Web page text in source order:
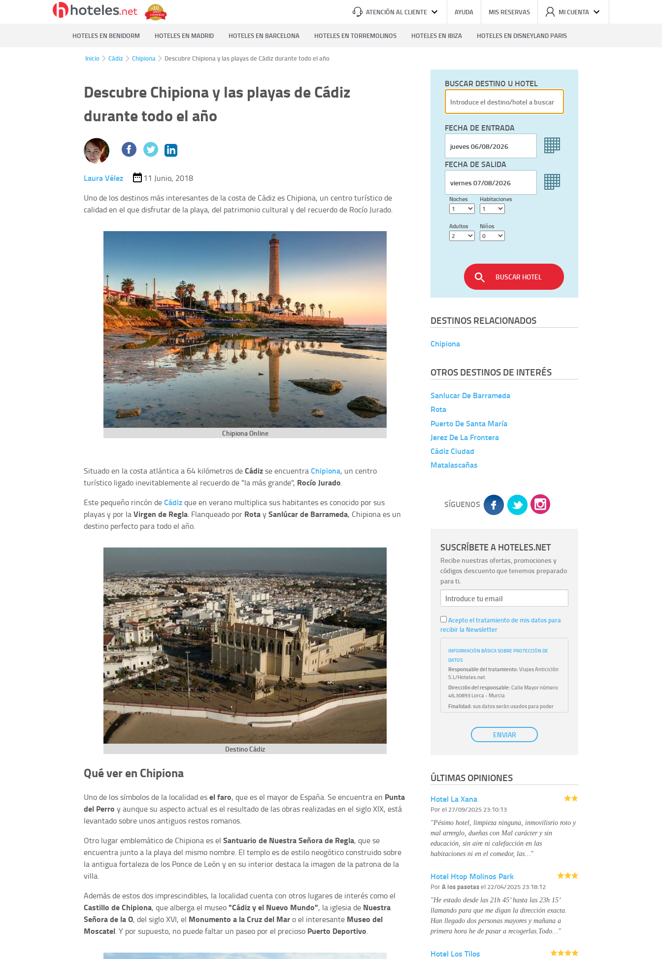
ATENCIÓN AL CLIENTE AYUDA MIS RESERVAS MI CUENTA
HOTELES EN BENIDORM HOTELES EN MADRID HOTELES EN BARCELONA HOTELES EN TORREMOLINOS HOTELES EN IBIZA HOTELES EN DISNEYLAND PARIS
Inicio Cádiz Chipiona Descubre Chipiona y las playas de Cádiz durante todo el año
Descubre Chipiona y las playas de Cádiz
durante todo el año
Laura Vélez
11 Junio, 2018
Uno de los destinos más interesantes de la costa de Cádiz es Chipiona, un centro turístico de
calidad en el que disfrutar de la playa, del patrimonio cultural y del recuerdo de Rocío Jurado.
Chipiona Online
Situado en la costa atlántica a 64 kilómetros deCádizse encuentraChipiona, un centro
turístico ligado inevitablemente al recuerdo de "la más grande", Rocío Jurado.
Este pequeño rincón deCádizque en verano multiplica sus habitantes es conocido por sus
playas y por laVirgen de Regla. Flanqueado por RotaySanlúcar de Barrameda, Chipiona es un
destino perfecto para todo el año.
Destino Cádiz
Qué ver en Chipiona
Uno de los símbolos de la localidad esel faro, que es el mayor de España. Se encuentra en Punta
del Perro y aunque su aspecto actual es el resultado de las obras realizadas en el siglo XIX, está
levantado sobre unos antiguos restos romanos.
Otro lugar emblemático de Chipiona es el Santuario de Nuestra Señora de Regla, que se
encuentra junto a la playa del mismo nombre. El templo es de estilo neogótico construido sobre
la antigua fortaleza de los Ponce de León y en su interior destaca la imagen de la patrona de la
villa.
Además de estos dos imprescindibles, la localidad cuenta con otros lugares de interés como el
Castillo de Chipiona, que alberga el museo "Cádiz y el Nuevo Mundo", la iglesia de Nuestra
Señora de la O, del siglo XVI, el Monumento a la Cruz del Maro el interesante Museo del
Moscatel. Y por supuesto, no puede faltar un paseo por el precioso Puerto Deportivo.
BUSCAR DESTINO U HOTEL
FECHA DE ENTRADA
FECHA DE SALIDA
Noches Habitaciones
Adultos Niños
BUSCAR HOTEL
DESTINOS RELACIONADOS
Chipiona
OTROS DESTINOS DE INTERÉS
Sanlucar De Barrameda
Rota
Puerto De Santa María
Jerez De La Frontera
Cádiz Ciudad
Matalascañas
SÍGUENOS
SUSCRÍBETE A HOTELES.NET
Recibe nuestras ofertas, promociones y
códigos descuento que tenemos preparado
para ti.
Acepto el tratamiento de mis datos para
recibir la Newsletter
INFORMACIÓN BÁSICA SOBRE PROTECCIÓN DE
DATOS
Responsable del tratamiento:Viajes Anticiclón
S.L/Hoteles.net
Dirección del responsable:Calle Mayor número
46,30893 Lorca - Murcia
Finalidad:sus datos serán usados para poder
atender sus solicitudes y prestarle nuestros
Publicidad: solo le enviaremos publicidad con su
autorización previa, que podrá facilitarnos
con su consentimiento previo, que podrá
facilitarnos mediante la casilla correspondiente
Destinatarios:
personal de nuestra entidad que esté
conocimiento de la información que le pedimos.
No se comunicarán datos a terceros.
Derechos: tiene derecho a saber qué
información tenemos sobre usted, corregirla y
eliminarla, tal y como se explica en la
página web.
Información complementaria:Puede consultar
tratamos sus datos en lapolítica de privacidad
ENVIAR
ÚLTIMAS OPINIONES
Hotel La Xana
Porel 27/09/2025 23:10:13
"Pésimo hotel, limpieza ninguna, inmovilisrio roto y
mal arrerglo, dueñas con Mal carácter y sin
educación, sin aire ni calefacción en las
habitaciones ni en el comedor, las…"
Hotel Htop Molinos Park
PorA los pasotasel 22/04/2025 23:18:12
"He estado desde las 21h 45’ hasta las 23h 15’
llamando para que me digan la dirección exacta.
Han llegado dos personas mayores y mañana a
primera hora he de pasar a recogerlas.Todo…"
Hotel Los Tilos